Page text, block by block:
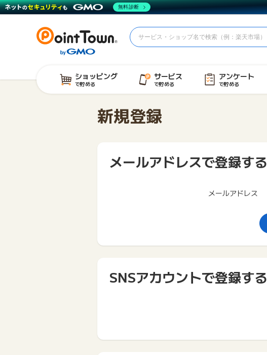
ショッピング
で貯める
サービス
で貯める
アンケート
で貯める
新規登録
メールアドレスで登録する
メールアドレス
SNSアカウントで登録する
無料診断